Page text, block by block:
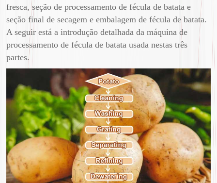
fresca, seção de processamento de fécula de batata e
seção final de secagem e embalagem de fécula de batata.
A seguir está a introdução detalhada da máquina de
processamento de fécula de batata usada nestas três
partes.